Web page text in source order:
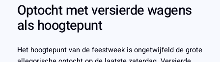
Optocht met versierde wagens
als hoogtepunt
Het hoogtepunt van de feestweek is ongetwijfeld de grote